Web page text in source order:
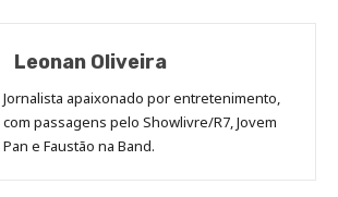
Leonan Oliveira
Jornalista apaixonado por entretenimento,
com passagens pelo Showlivre/R7, Jovem
Pan e Faustão na Band.